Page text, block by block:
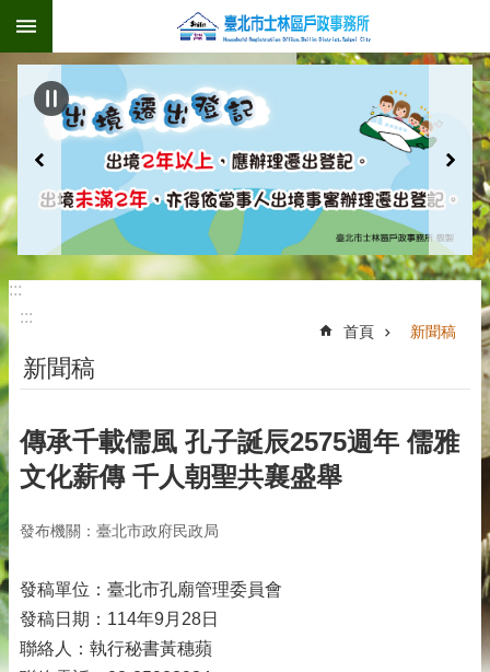
跳到主要內容區塊
:::
:::
首頁 新聞稿
新聞稿
傳承千載儒風 孔子誕辰2575週年 儒雅
文化薪傳 千人朝聖共襄盛舉
發布機關：臺北市政府民政局
發稿單位：臺北市孔廟管理委員會
發稿日期：114年9月28日
聯絡人：執行秘書黃穗蘋